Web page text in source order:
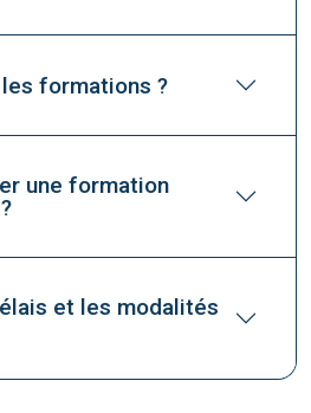
formations ?
une formation
et les modalités